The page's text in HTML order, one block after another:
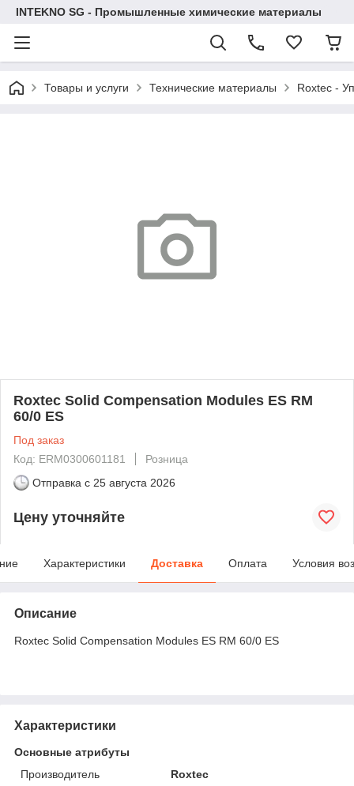
INTEKNO SG - Промышленные химические материалы
Товары и услуги Технические материалы Roxtec -
Roxtec Solid Compensation Modules ES RM
60/0 ES
Под заказ
Код: ERM0300601181
Розница
Отправка с 25 августа 2026
Цену уточняйте
Характеристики Доставка Оплата Условия
Описание
Roxtec Solid Compensation Modules ES RM 60/0 ES
Характеристики
Основные атрибуты
Производитель
Roxtec